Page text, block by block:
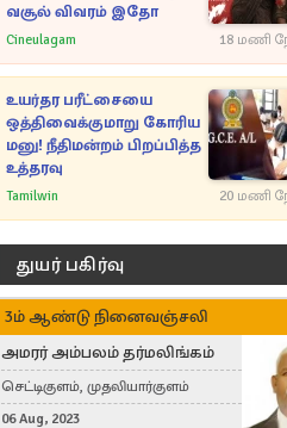
வசூல் விவரம் இதோ
Cineulagam 18 மணி
உயர்தர பரீட்சையை
ஒத்திவைக்குமாறு கோரிய
மனு! நீதிமன்றம் பிறப்பித்த
உத்தரவு
Tamilwin 20 மணி
துயர் பகிர்வு
3ம் ஆண்டு நினைவஞ்சலி
அமரர் அம்பலம் தர்மலிங்கம்
செட்டிகுளம், முதலியார்குளம்
06 Aug, 2023